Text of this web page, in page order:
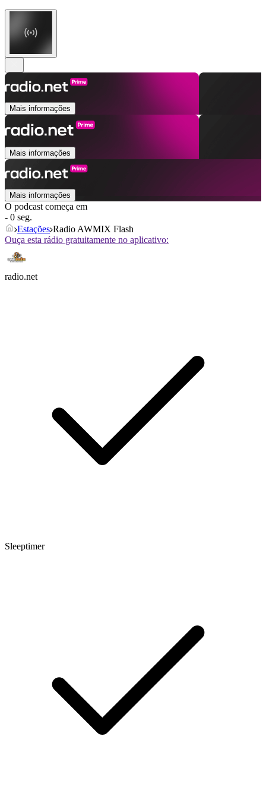
Mais informações
Mais informações
Mais informações
O podcast começa em
- 0 seg.
Estações Radio AWMIX Flash
Ouça esta rádio gratuitamente no aplicativo:
radio.net
Sleeptimer